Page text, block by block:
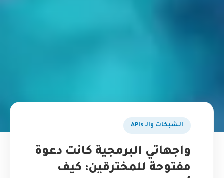
الشبكات والـ APIs
واجهاتي البرمجية كانت دعوة
مفتوحة للمخترقين: كيف